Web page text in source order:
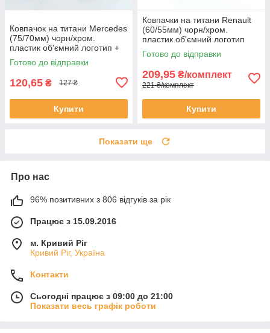
Ковпачок на титани Mercedes
(75/70мм) чорн/хром.
пластик об'ємний логотип +
кільце (1шт)
Готово до відправки
120,65 ₴ 127 ₴
Купити
Ковпачки на титани Renault
(60/55мм) чорн/хром.
пластик об'ємний логотип
(4шт)
Готово до відправки
209,95 ₴/комплект
221 ₴/комплект
Купити
Показати ще
Про нас
96% позитивних з 806 відгуків за рік
Працює з 15.09.2016
м. Кривий Ріг
Кривий Ріг, Україна
Контакти
Сьогодні працює з 09:00 до 21:00
Показати весь графік роботи